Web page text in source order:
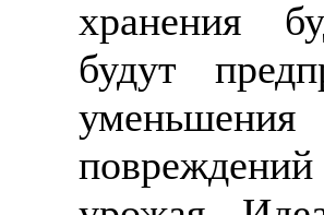
хранения
будут